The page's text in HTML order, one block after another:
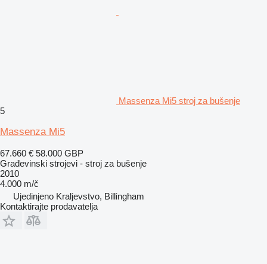
Massenza Mi5 stroj za bušenje
5
Massenza Mi5
67.660 € 58.000 GBP
Građevinski strojevi - stroj za bušenje
2010
4.000 m/č
Ujedinjeno Kraljevstvo, Billingham
Kontaktirajte prodavatelja